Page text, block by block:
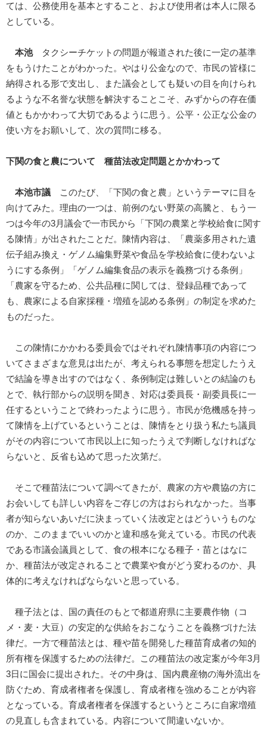
ては、公務使用を基本とすること、および使用者は本人に限る
としている。
本池タクシーチケットの問題が報道された後に一定の基準
をもうけたことがわかった。やはり公金なので、市民の皆様に
納得される形で支出し、また議会としても疑いの目を向けられ
るような不名誉な状態を解決することこそ、みずからの存在価
値ともかかわって大切であるように思う。公平・公正な公金の
使い方をお願いして、次の質問に移る。
下関の食と農について 種苗法改定問題とかかわって
本池市議 このたび、「下関の食と農」というテーマに目を
向けてみた。理由の一つは、前例のない野菜の高騰と、もう一
つは今年の3月議会で一市民から「下関の農業と学校給食に関す
る陳情」が出されたことだ。陳情内容は、「農薬多用された遺
伝子組み換え・ゲノム編集野菜や食品を学校給食に使わないよ
うにする条例」「ゲノム編集食品の表示を義務づける条例」
「農家を守るため、公共品種に関しては、登録品種であって
も、農家による自家採種・増殖を認める条例」の制定を求めた
ものだった。
この陳情にかかわる委員会ではそれぞれ陳情事項の内容につ
いてさまざまな意見は出たが、考えられる事態を想定したうえ
で結論を導き出すのではなく、条例制定は難しいとの結論のも
とで、執行部からの説明を聞き、対応は委員長・副委員長に一
任するということで終わったように思う。市民が危機感を持っ
て陳情を上げているということは、陳情をとり扱う私たち議員
がその内容について市民以上に知ったうえで判断しなければな
らないと、反省も込めて思った次第だ。
そこで種苗法について調べてきたが、農家の方や農協の方に
お会いしても詳しい内容をご存じの方はおられなかった。当事
者が知らないあいだに決まっていく法改定とはどういうものな
のか、このままでいいのかと違和感を覚えている。市民の代表
である市議会議員として、食の根本になる種子・苗とはなに
か、種苗法が改定されることで農業や食がどう変わるのか、具
体的に考えなければならないと思っている。
種子法とは、国の責任のもとで都道府県に主要農作物（コ
メ・麦・大豆）の安定的な供給をおこなうことを義務づけた法
律だ。一方で種苗法とは、種や苗を開発した種苗育成者の知的
所有権を保護するための法律だ。この種苗法の改定案が今年3月
3日に国会に提出された。その中身は、国内農産物の海外流出を
防ぐため、育成者権者を保護し、育成者権を強めることが内容
となっている。育成者権者を保護するというところに自家増殖
の見直しも含まれている。内容について間違いないか。